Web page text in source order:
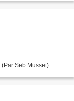
Seb Musset)